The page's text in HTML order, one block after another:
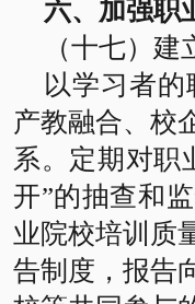
六、加强职
（十七）
以学习者
产教融合、校
系。定期对职
开”的抽查和
业院校培训质
告制度，报告